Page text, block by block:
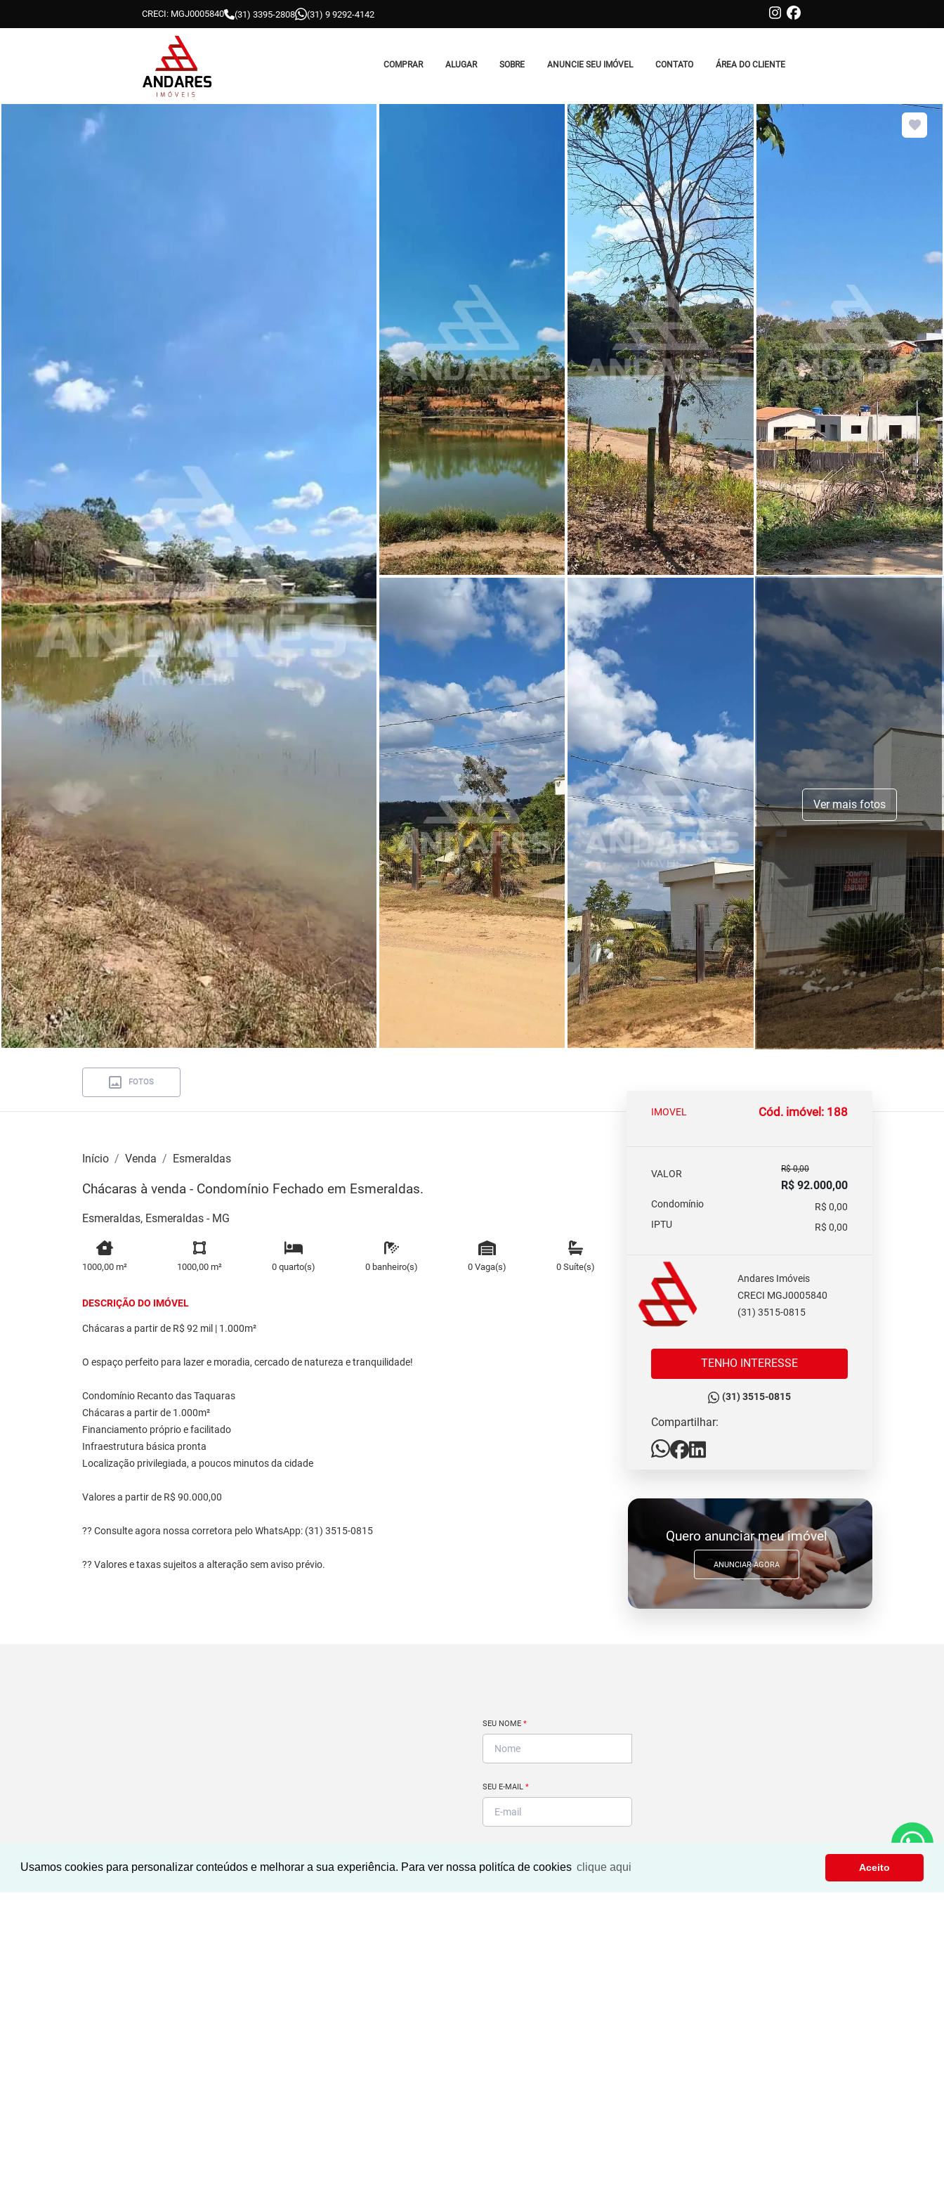
Usamos cookies para personalizar conteúdos e melhorar a sua experiência. Para ver nossa politíca de cookies clique aqui Aceito
CRECI: MGJ0005840 (31) 3395-2808 (31) 9 9292-4142
COMPRAR ALUGAR SOBRE ANUNCIE SEU IMÓVEL CONTATO ÁREA DO CLIENTE
Ver mais fotos
FOTOS
Início Venda Esmeraldas
Chácaras à venda - Condomínio Fechado em Esmeraldas.
Esmeraldas, Esmeraldas - MG
1000,00 m² 1000,00 m² 0 quarto(s) 0 banheiro(s) 0 Vaga(s) 0 Suíte(s)
DESCRIÇÃO DO IMÓVEL
Chácaras a partir de R$ 92 mil | 1.000m²
O espaço perfeito para lazer e moradia, cercado de natureza e tranquilidade!
Condomínio Recanto das Taquaras
Chácaras a partir de 1.000m²
Financiamento próprio e facilitado
Infraestrutura básica pronta
Localização privilegiada, a poucos minutos da cidade
Valores a partir de R$ 90.000,00
?? Consulte agora nossa corretora pelo WhatsApp: (31) 3515-0815
?? Valores e taxas sujeitos a alteração sem aviso prévio.
IMOVEL Cód. imóvel: 188
VALOR R$ 0,00
R$ 92.000,00
Condomínio
R$ 0,00
IPTU
R$ 0,00
Andares Imóveis
CRECI MGJ0005840
(31) 3515-0815
TENHO INTERESSE
(31) 3515-0815
Compartilhar:
Quero anunciar meu imóvel
ANUNCIAR AGORA
imóvel ideal?
SEU NOME *
SEU E-MAIL *